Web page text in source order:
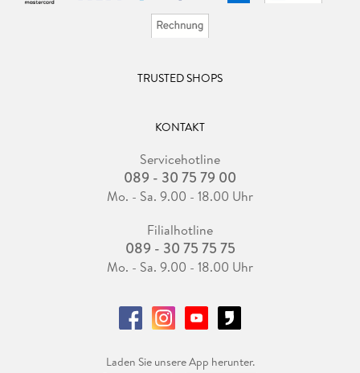
TRUSTED SHOPS
KONTAKT
Servicehotline
089 - 30 75 79 00
Mo. - Sa. 9.00 - 18.00 Uhr
Filialhotline
089 - 30 75 75 75
Mo. - Sa. 9.00 - 18.00 Uhr
Laden Sie unsere App herunter.